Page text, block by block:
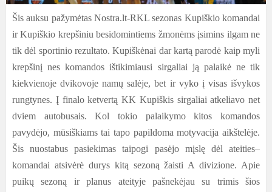
Šis auksu pažymėtas Nostra.lt-RKL sezonas Kupiškio komandai
ir Kupiškio krepšiniu besidomintiems žmonėms įsimins ilgam ne
tik dėl sportinio rezultato. Kupiškėnai dar kartą parodė kaip myli
krepšinį nes komandos ištikimiausi sirgaliai ją palaikė ne tik
kiekvienoje dvikovoje namų salėje, bet ir vyko į visas išvykos
rungtynes. Į finalo ketvertą KK Kupiškis sirgaliai atkeliavo net
dviem autobusais. Kol tokio palaikymo kitos komandos
pavydėjo, mūsiškiams tai tapo papildoma motyvacija aikštelėje.
Šis nuostabus pasiekimas taipogi pasėjo mįslę dėl ateities–
komandai atsivėrė durys kitą sezoną žaisti A divizione. Apie
puikų sezoną ir planus ateityje pašnekėjau su trimis šios